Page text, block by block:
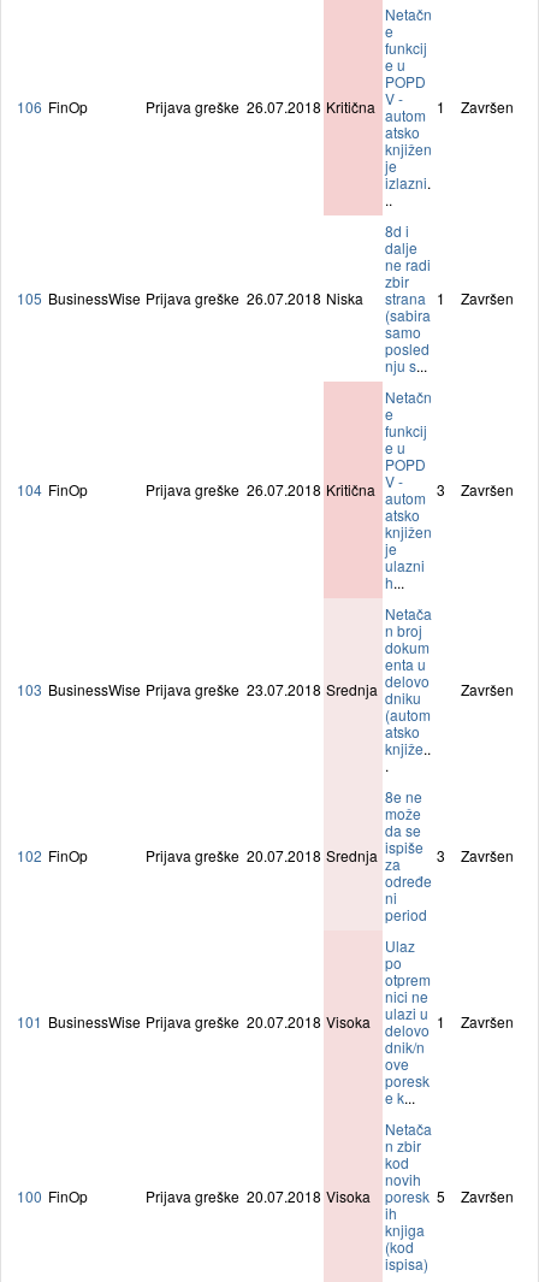
106 FinOp Prijava greške 26.07.2018 Kritična
Netačn
e
funkcij
e u
POPD
V -
autom
atsko
knjižen
je
izlazni.
..
1 Završen
105 BusinessWise Prijava greške 26.07.2018 Niska
8d i
dalje
ne radi
zbir
strana
(sabira
samo
posled
nju s...
1 Završen
104 FinOp Prijava greške 26.07.2018 Kritična
Netačn
e
funkcij
e u
POPD
V -
autom
atsko
knjižen
je
ulazni
h...
3 Završen
103 BusinessWise Prijava greške 23.07.2018 Srednja
Netača
n broj
dokum
enta u
delovo
dniku
(autom
atsko
knjiže..
.
Završen
102 FinOp Prijava greške 20.07.2018 Srednja
8e ne
može
da se
ispiše
za
određe
ni
period
3 Završen
101 BusinessWise Prijava greške 20.07.2018 Visoka
Ulaz
po
otprem
nici ne
ulazi u
delovo
dnik/n
ove
poresk
e k...
1 Završen
100 FinOp Prijava greške 20.07.2018 Visoka
Netača
n zbir
kod
novih
poresk
ih
knjiga
(kod
ispisa)
5 Završen